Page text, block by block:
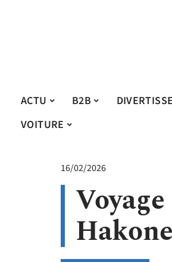
ACTU B2B
VOITURE
16/02/2026